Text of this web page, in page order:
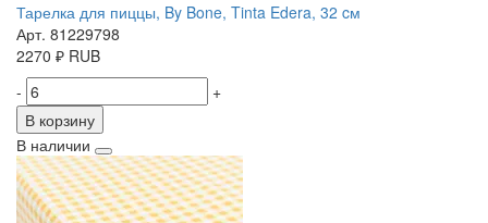
Тарелка для пиццы, By Bone, Tinta Edera, 32 cм
Арт. 81229798
2270 ₽ RUB
-
+
В корзину
В наличии